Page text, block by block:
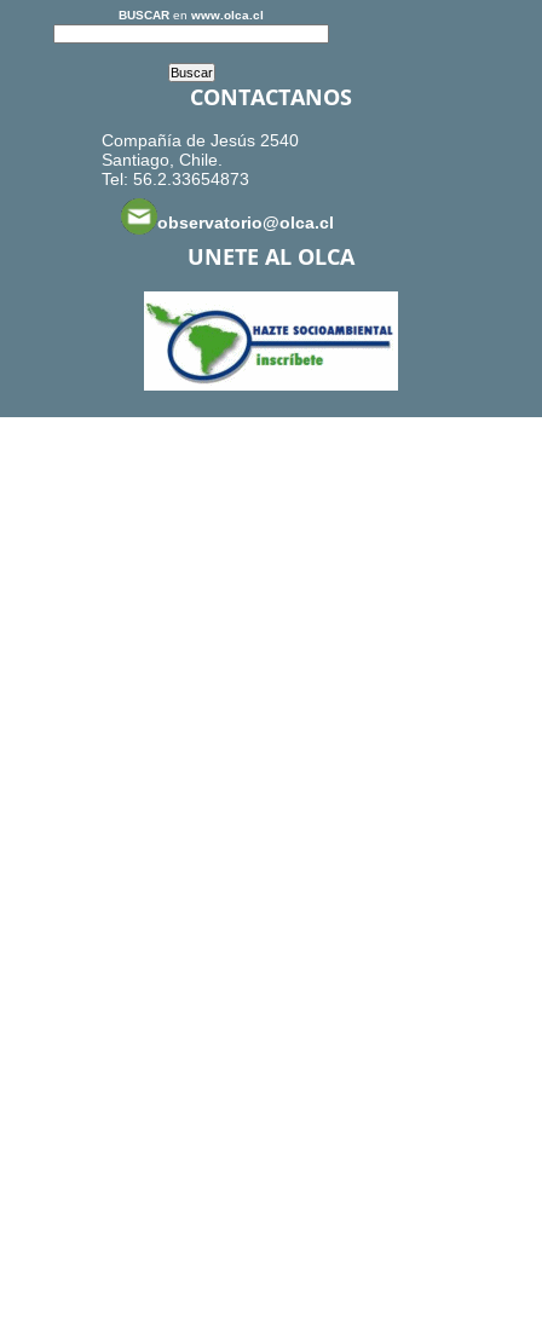
BUSCAR en www.olca.cl
CONTACTANOS
Compañía de Jesús 2540
Santiago, Chile.
Tel: 56.2.33654873
observatorio@olca.cl
UNETE AL OLCA